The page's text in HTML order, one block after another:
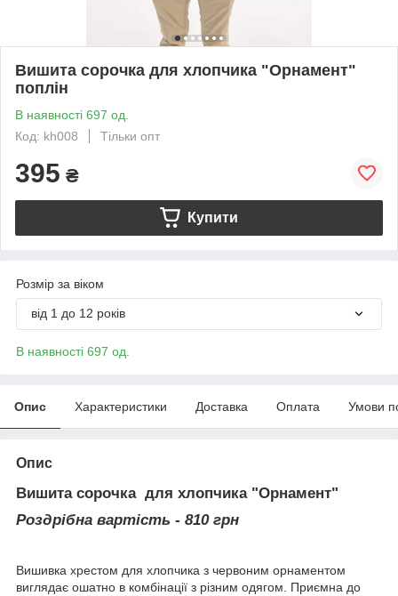
Вишита сорочка для хлопчика "Орнамент"
поплін
В наявності 697 од.
Код: kh008
Тільки опт
395 ₴
Купити
Розмір за віком
від 1 до 12 років
В наявності 697 од.
Опис Характеристики Доставка Оплата Умови
Опис
Вишита сорочка для хлопчика "Орнамент"
Роздрібна вартість - 810 грн
Вишивка хрестом для хлопчика з червоним орнаментом
виглядає ошатно в комбінації з різним одягом. Приємна до